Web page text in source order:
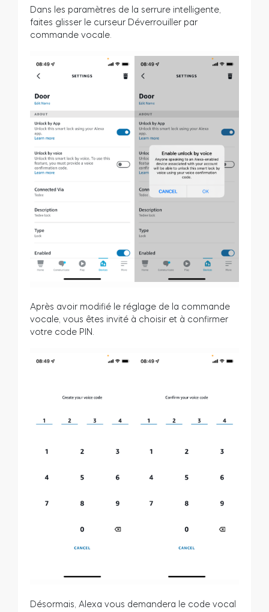
Dans les paramètres de la serrure intelligente,
faites glisser le curseur Déverrouiller par
commande vocale.
Après avoir modifié le réglage de la commande
vocale, vous êtes invité à choisir et à confirmer
votre code PIN.
Désormais, Alexa vous demandera le code vocal